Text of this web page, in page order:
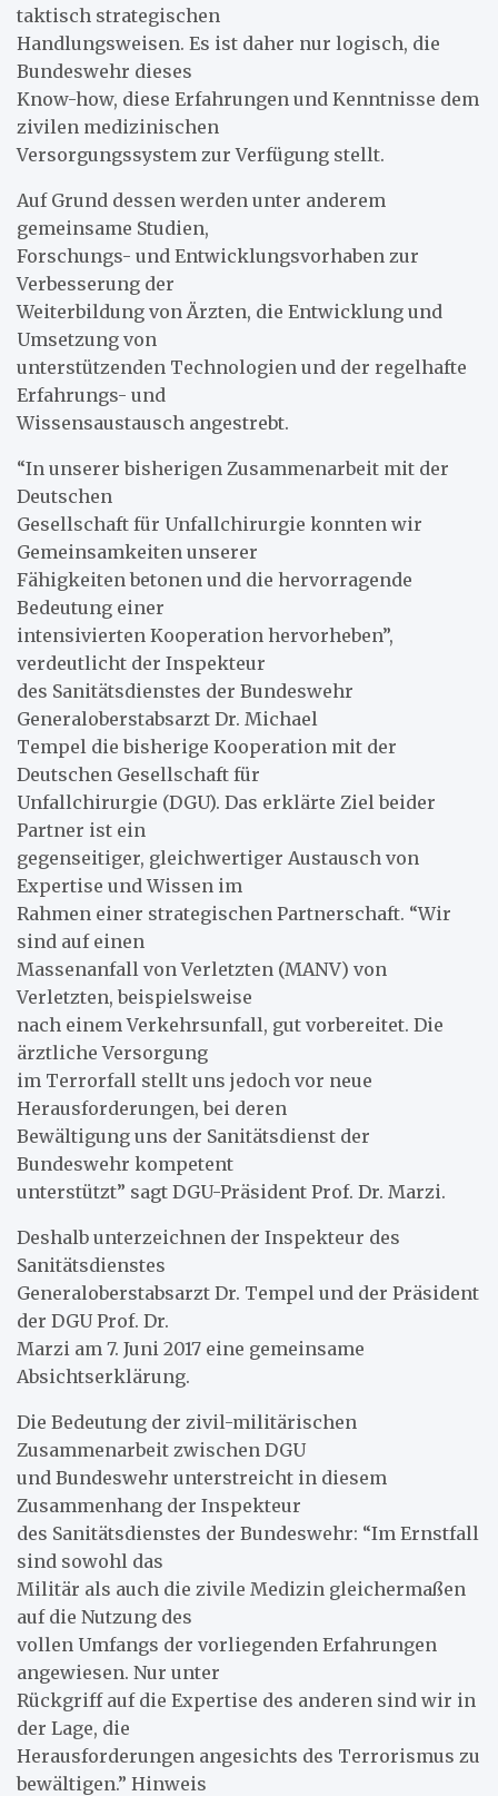
taktisch strategischen
Handlungsweisen. Es ist daher nur logisch, die
Bundeswehr dieses
Know-how, diese Erfahrungen und Kenntnisse dem
zivilen medizinischen
Versorgungssystem zur Verfügung stellt.
Auf Grund dessen werden unter anderem
gemeinsame Studien,
Forschungs- und Entwicklungsvorhaben zur
Verbesserung der
Weiterbildung von Ärzten, die Entwicklung und
Umsetzung von
unterstützenden Technologien und der regelhafte
Erfahrungs- und
Wissensaustausch angestrebt.
“In unserer bisherigen Zusammenarbeit mit der
Deutschen
Gesellschaft für Unfallchirurgie konnten wir
Gemeinsamkeiten unserer
Fähigkeiten betonen und die hervorragende
Bedeutung einer
intensivierten Kooperation hervorheben”,
verdeutlicht der Inspekteur
des Sanitätsdienstes der Bundeswehr
Generaloberstabsarzt Dr. Michael
Tempel die bisherige Kooperation mit der
Deutschen Gesellschaft für
Unfallchirurgie (DGU). Das erklärte Ziel beider
Partner ist ein
gegenseitiger, gleichwertiger Austausch von
Expertise und Wissen im
Rahmen einer strategischen Partnerschaft. “Wir
sind auf einen
Massenanfall von Verletzten (MANV) von
Verletzten, beispielsweise
nach einem Verkehrsunfall, gut vorbereitet. Die
ärztliche Versorgung
im Terrorfall stellt uns jedoch vor neue
Herausforderungen, bei deren
Bewältigung uns der Sanitätsdienst der
Bundeswehr kompetent
unterstützt” sagt DGU-Präsident Prof. Dr. Marzi.
Deshalb unterzeichnen der Inspekteur des
Sanitätsdienstes
Generaloberstabsarzt Dr. Tempel und der Präsident
der DGU Prof. Dr.
Marzi am 7. Juni 2017 eine gemeinsame
Absichtserklärung.
Die Bedeutung der zivil-militärischen
Zusammenarbeit zwischen DGU
und Bundeswehr unterstreicht in diesem
Zusammenhang der Inspekteur
des Sanitätsdienstes der Bundeswehr: “Im Ernstfall
sind sowohl das
Militär als auch die zivile Medizin gleichermaßen
auf die Nutzung des
vollen Umfangs der vorliegenden Erfahrungen
angewiesen. Nur unter
Rückgriff auf die Expertise des anderen sind wir in
der Lage, die
Herausforderungen angesichts des Terrorismus zu
bewältigen.” Hinweis